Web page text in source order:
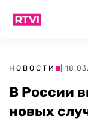
НОВОСТИ |
В России
новых